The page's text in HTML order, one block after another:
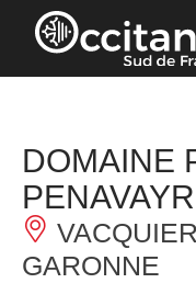
Panneau de gestion
DOMAINE
GARONNE